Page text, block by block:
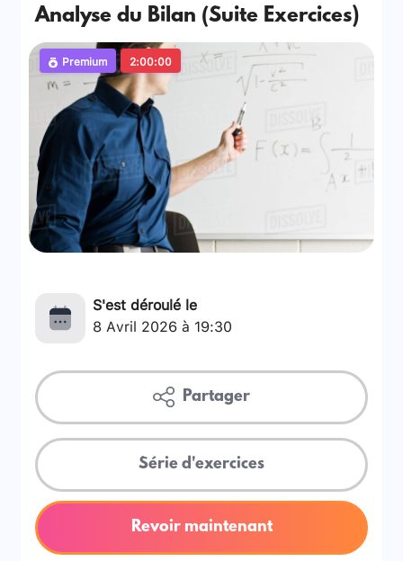
Analyse du Bilan (Suite Exercices)
Premium 2:00:00
S'est déroulé le
8 Avril 2026 à 19:30
Partager
Série d'exercices
Revoir maintenant